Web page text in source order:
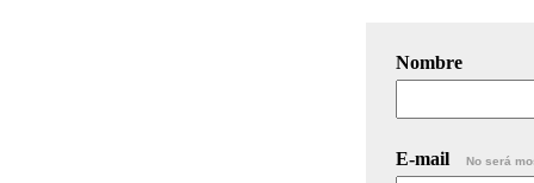
Nombre
E-mail No será